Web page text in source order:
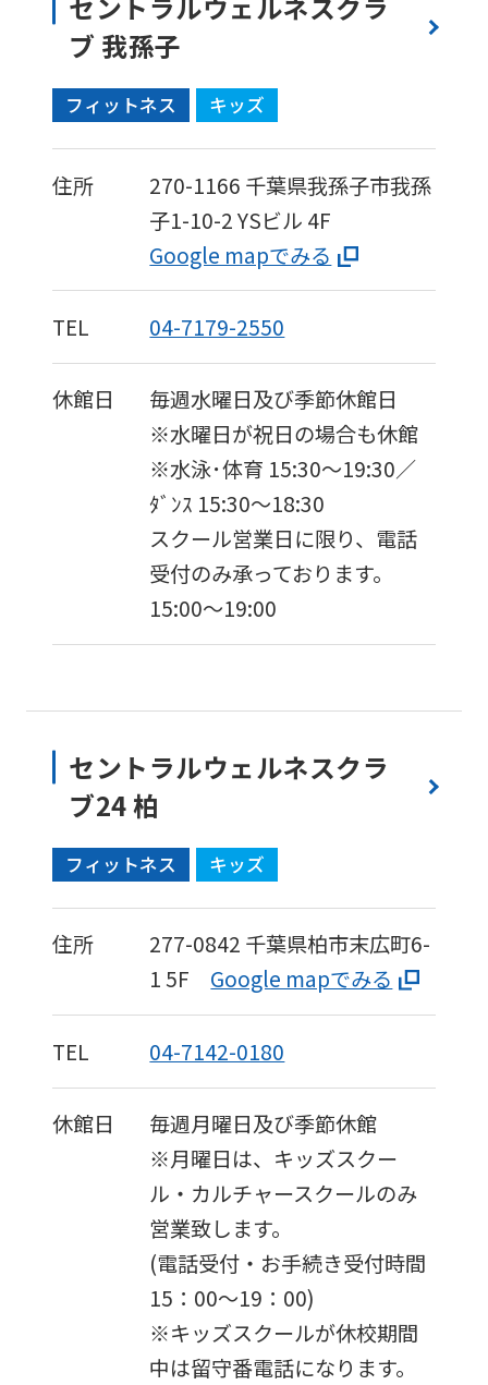
ブ 我孫子
フィットネス キッズ
住所 270-1166 千葉県我孫子市我孫
子1-10-2YSビル 4F
Google mapでみる
TEL 04-7179-2550
休館日
毎週水曜日及び季節休館日
※水曜日が祝日の場合も休館
※水泳･体育 15:30〜19:30／
ﾀﾞﾝｽ 15:30～18:30
スクール営業日に限り、電話
受付のみ承っております。
15:00〜19:00
セントラルウェルネスクラ
ブ24 柏
フィットネス キッズ
住所 277-0842 千葉県柏市末広町6-
1 5F Google mapでみる
TEL 04-7142-0180
休館日
毎週月曜日及び季節休館
※月曜日は、キッズスクー
ル・カルチャースクールのみ
営業致します。
(電話受付・お手続き受付時間
15：00〜19：00)
※キッズスクールが休校期間
中は留守番電話になります。